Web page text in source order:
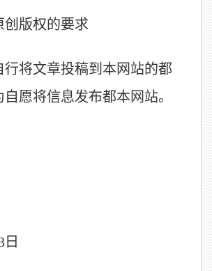
创版权的要求
行将文章投稿到本网站的都
自愿将信息发布都本网站。
日